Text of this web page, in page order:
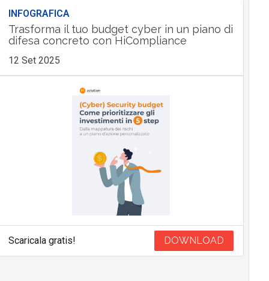
INFOGRAFICA
Trasforma il tuo budget cyber in un piano di
difesa concreto con HiCompliance
12 Set 2025
Scaricala gratis! DOWNLOAD